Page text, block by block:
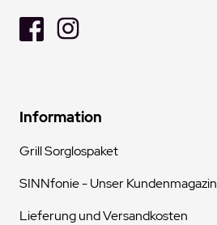
Information
Grill Sorglospaket
SINNfonie - Unser Kundenmagazin
Lieferung und Versandkosten